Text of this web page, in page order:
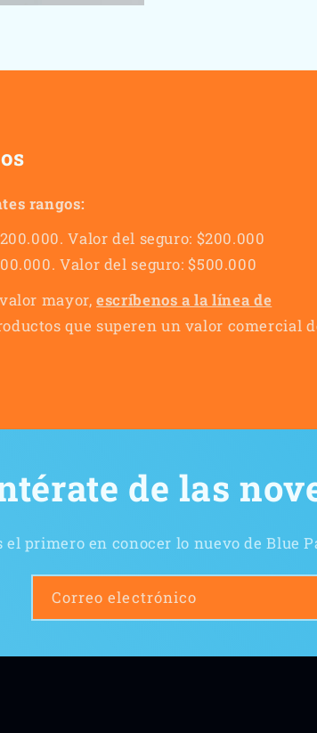
rangos:
Valor del seguro: $200.000
Valor del seguro: $500.000
mayor,escríbenos a la línea de
que superen un valor comercial
de las
el primero en conocer lo nuevo de Blue
Correo electrónico